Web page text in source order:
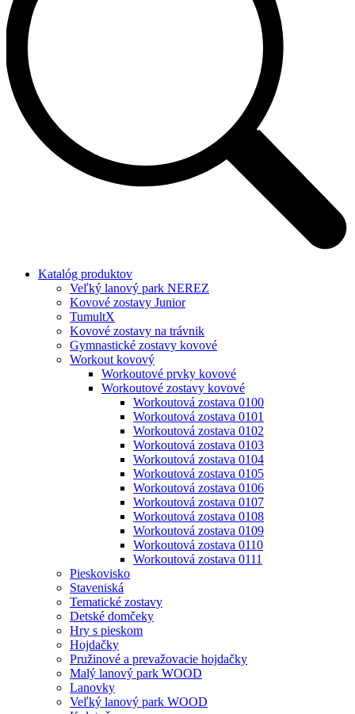
Katalóg produktov
Veľký lanový park NEREZ
Kovové zostavy Junior
TumultX
Kovové zostavy na trávnik
Gymnastické zostavy kovové
Workout kovový
Workoutové prvky kovové
Workoutové zostavy kovové
Workoutová zostava 0100
Workoutová zostava 0101
Workoutová zostava 0102
Workoutová zostava 0103
Workoutová zostava 0104
Workoutová zostava 0105
Workoutová zostava 0106
Workoutová zostava 0107
Workoutová zostava 0108
Workoutová zostava 0109
Workoutová zostava 0110
Workoutová zostava 0111
Pieskovisko
Staveniská
Tematické zostavy
Detské domčeky
Hry s pieskom
Hojdačky
Pružinové a prevažovacie hojdačky
Malý lanový park WOOD
Lanovky
Veľký lanový park WOOD